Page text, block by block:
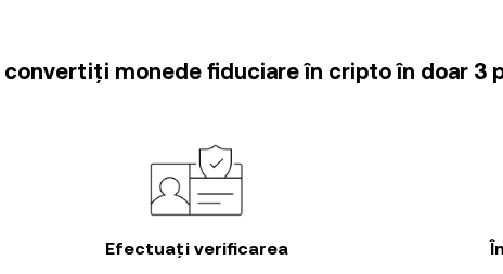
monede fiduciare în cripto în doar 3
Efectuați verificarea